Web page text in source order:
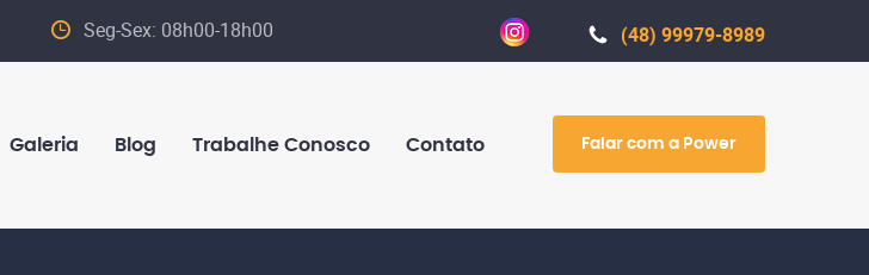
Seg-Sex: 08h00-18h00 (48) 99979-8989
Galeria Blog Trabalhe Conosco Contato Falar com a Power